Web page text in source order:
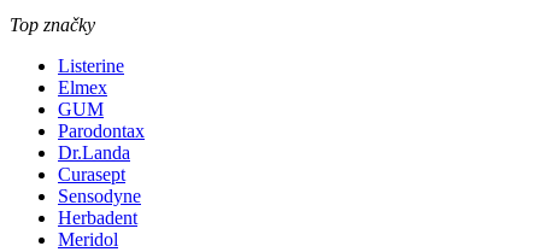
Top značky
Listerine
Elmex
GUM
Parodontax
Dr.Landa
Curasept
Sensodyne
Herbadent
Meridol